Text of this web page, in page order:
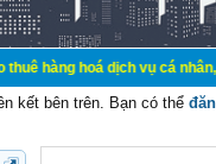
dịch vụ cá nhân, gia
kết bên trên. Bạn có thể